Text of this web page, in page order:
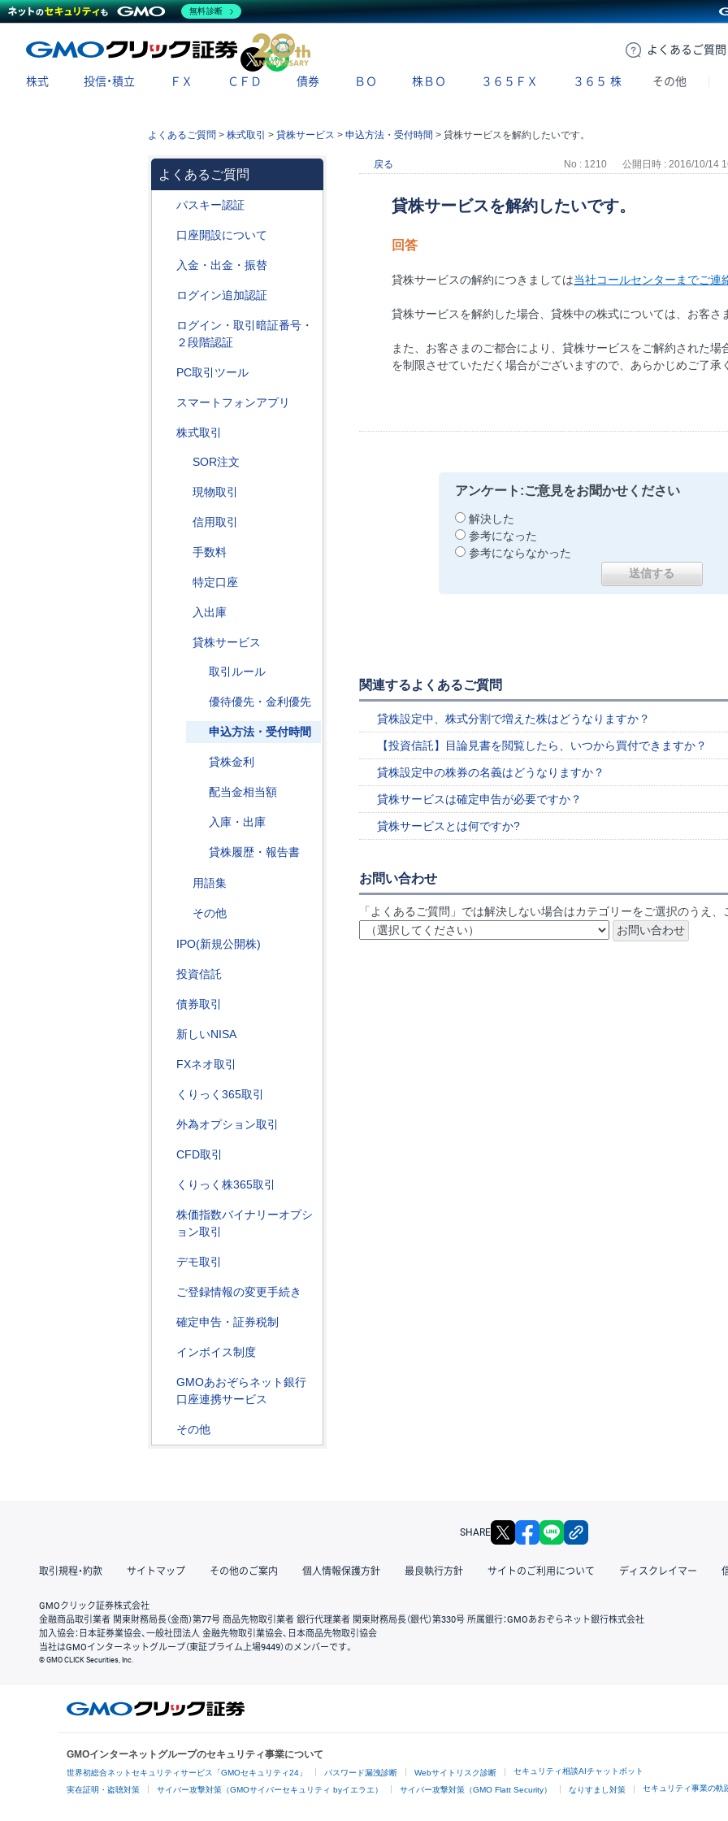
よくある ご質問
X
株式 投信・積立 ＦＸ ＣＦＤ 債券 ＢＯ 株ＢＯ ３６５ＦＸ ３６５ 株 その他
よくあるご質問 > 株式取引 > 貸株サービス > 申込方法・受付時間 > 貸株サービスを解約したいです。
よくあるご質問
パスキー認証
口座開設について
入金・出金・振替
ログイン追加認証
ログイン・取引暗証番号・
２段階認証
PC取引ツール
スマートフォンアプリ
株式取引
SOR注文
現物取引
信用取引
手数料
特定口座
入出庫
貸株サービス
取引ルール
優待優先・金利優先
申込方法・受付時間
貸株金利
配当金相当額
入庫・出庫
貸株履歴・報告書
用語集
その他
IPO(新規公開株)
投資信託
債券取引
新しいNISA
FXネオ取引
くりっく365取引
外為オプション取引
CFD取引
くりっく株365取引
株価指数バイナリーオプシ
ョン取引
デモ取引
ご登録情報の変更手続き
確定申告・証券税制
インボイス制度
GMOあおぞらネット銀行
口座連携サービス
その他
戻る No : 1210 公開日時 : 2016/10/14
貸株サービスを解約したいです。
回答
貸株サービスの解約につきましては当社コールセンターまでご連
貸株サービスを解約した場合、貸株中の株式については、お客さ
また、お客さまのご都合により、貸株サービスをご解約された
を制限させていただく場合がございますので、あらかじめご了承
アンケート:ご意見をお聞かせください
解決した
参考になった
参考にならなかった
関連するよくあるご質問
貸株設定中、株式分割で増えた株はどうなりますか？
【投資信託】目論見書を閲覧したら、いつから買付できますか？
貸株設定中の株券の名義はどうなりますか？
貸株サービスは確定申告が必要ですか？
貸株サービスとは何ですか?
お問い合わせ
「よくあるご質問」では解決しない場合はカテゴリーをご選択のうえ、
SHARE X facebook
取引規程・約款 サイトマップ その他のご案内 個人情報保護方針 最良執行方針 サイトのご利用について ディスクレイマー
GMOクリック証券株式会社
金融商品取引業者 関東財務局長（金商）第77号 商品先物取引業者 銀行代理業者 関東財務局長（銀代）第330号 所属銀行：GMOあおぞらネット銀行株式会社
加入協会：日本証券業協会、一般社団法人 金融先物取引業協会、日本商品先物取引協会
当社はGMOインターネットグループ（東証プライム上場9449）のメンバーです。
© GMO CLICK Securities, Inc.
GMOインターネットグループのセキュリティ事業について
世界初総合ネットセキュリティサービス「GMOセキュリティ24」 パスワード漏洩診断 Webサイトリスク診断 セキュリティ相談AIチャットボット
実在証明・盗聴対策 サイバー攻撃対策（GMOサイバーセキュリティ byイエラエ） サイバー攻撃対策（GMO Flatt Security） なりすまし対策 セキュリティ事業の軌
無料診断